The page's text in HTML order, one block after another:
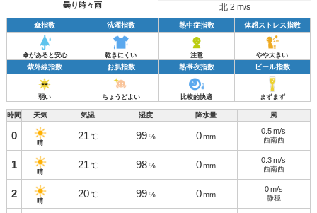
曇り時々雨 北 2 m/s
傘指数 洗濯指数 熱中症指数 体感ストレス指数
傘があると安心 乾きにくい 注意 やや大きい
紫外線指数 お肌指数 熱帯夜指数 ビール指数
弱い ちょうどよい 比較的快適 まずまず
時間 天気 気温 湿度 降水量 風
0
晴
21 ℃ 99 % 0 mm
0.5 m/s
西南西
1
晴
21 ℃ 98 % 0 mm
0.3 m/s
西南西
2
晴
20 ℃ 99 % 0 mm
0m/s
静穏